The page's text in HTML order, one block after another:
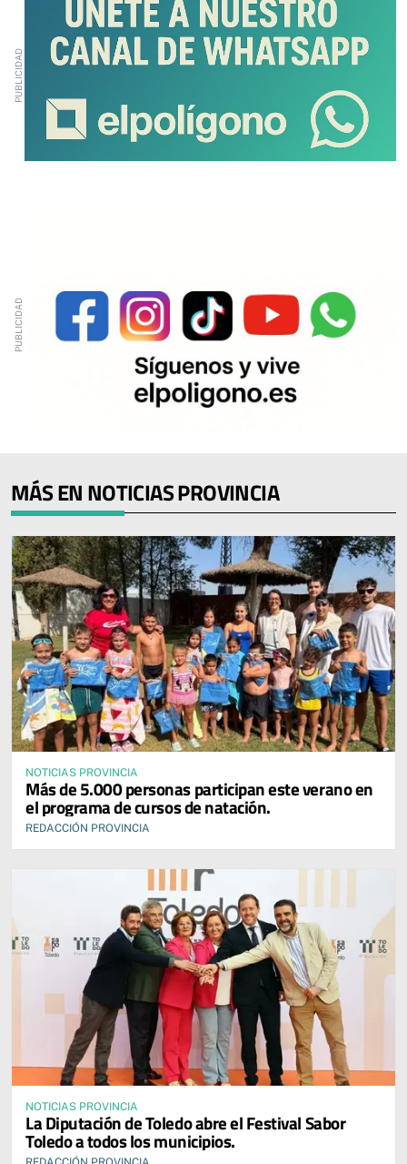
MÁS EN NOTICIAS PROVINCIA
NOTICIAS PROVINCIA
Más de 5.000 personas participan este verano en
el programa de cursos de natación.
REDACCIÓN PROVINCIA
NOTICIAS PROVINCIA
La Diputación de Toledo abre el Festival Sabor
Toledo a todos los municipios.